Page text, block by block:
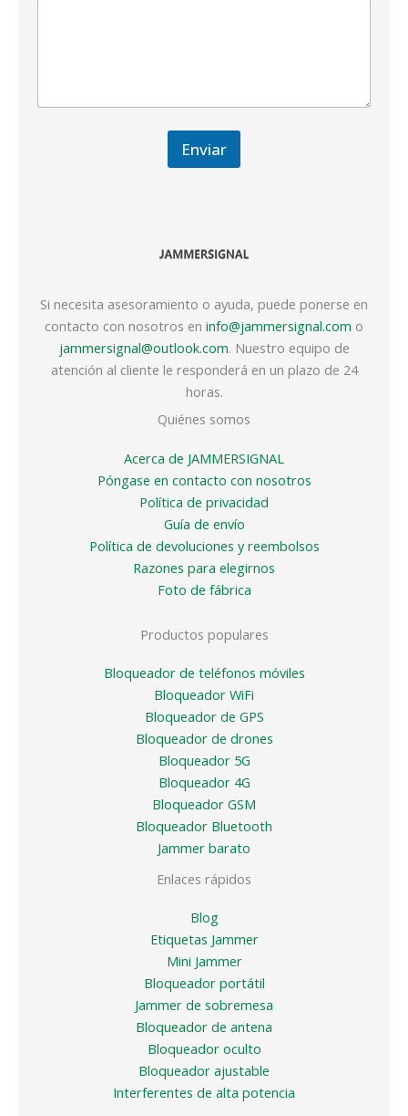
Enviar
Si necesita asesoramiento o ayuda, puede ponerse en
contacto con nosotros en info@jammersignal.com o
jammersignal@outlook.com. Nuestro equipo de
atención al cliente le responderá en un plazo de 24
horas.
Quiénes somos
Acerca de JAMMERSIGNAL
Póngase en contacto con nosotros
Política de privacidad
Guía de envío
Política de devoluciones y reembolsos
Razones para elegirnos
Foto de fábrica
Productos populares
Bloqueador de teléfonos móviles
Bloqueador WiFi
Bloqueador de GPS
Bloqueador de drones
Bloqueador 5G
Bloqueador 4G
Bloqueador GSM
Bloqueador Bluetooth
Jammer barato
Enlaces rápidos
Blog
Etiquetas Jammer
Mini Jammer
Bloqueador portátil
Jammer de sobremesa
Bloqueador de antena
Bloqueador oculto
Bloqueador ajustable
Interferentes de alta potencia